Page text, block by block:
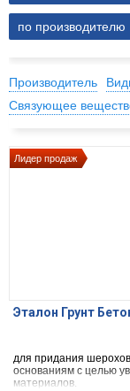
по производителю
Производитель
Связующее
Лидер продаж
Эталон Грунт
для придания
основаниям с целью
материалов.